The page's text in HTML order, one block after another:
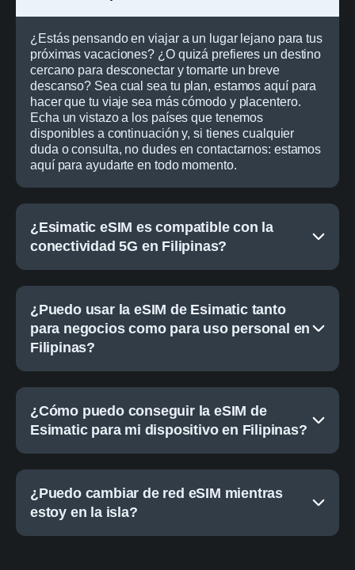
¿Estás pensando en viajar a un lugar lejano para tus
próximas vacaciones? ¿O quizá prefieres un destino
cercano para desconectar y tomarte un breve
descanso? Sea cual sea tu plan, estamos aquí para
hacer que tu viaje sea más cómodo y placentero.
Echa un vistazo a los países que tenemos
disponibles a continuación y, si tienes cualquier
duda o consulta, no dudes en contactarnos: estamos
aquí para ayudarte en todo momento.
¿Esimatic eSIM es compatible con la
conectividad 5G en Filipinas?
¿Puedo usar la eSIM de Esimatic tanto
para negocios como para uso personal en
Filipinas?
¿Cómo puedo conseguir la eSIM de
Esimatic para mi dispositivo en Filipinas?
¿Puedo cambiar de red eSIM mientras
estoy en la isla?